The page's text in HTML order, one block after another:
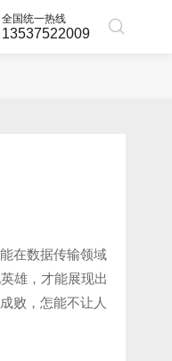
全国统一热线
13537522009
在数据传输领域
雄，才能展现出
败，怎能不让人